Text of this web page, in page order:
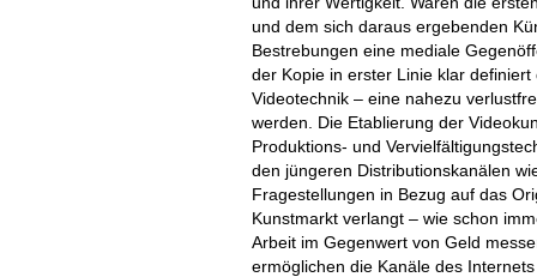
und dem sich daraus ergebenden
Bestrebungen eine mediale
der Kopie in erster Linie klar
Videotechnik – eine nahezu
werden. Die Etablierung der
Produktions- und
den jüngeren Distributionskanälen
Fragestellungen in Bezug auf das
Kunstmarkt verlangt – wie schon
Arbeit im Gegenwert von Geld
ermöglichen die Kanäle des